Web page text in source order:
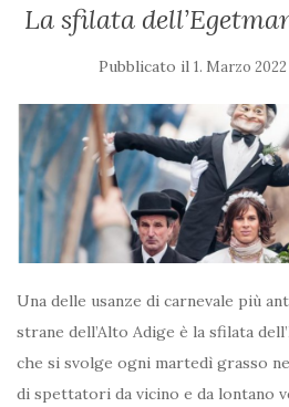
La sfilata
Pubblicato il 1. Marzo 2022
Una delle usanze di carnevale più
strane dell’Alto Adige è la sfilata
che si svolge ogni martedì grasso
di spettatori da vicino e da lontano